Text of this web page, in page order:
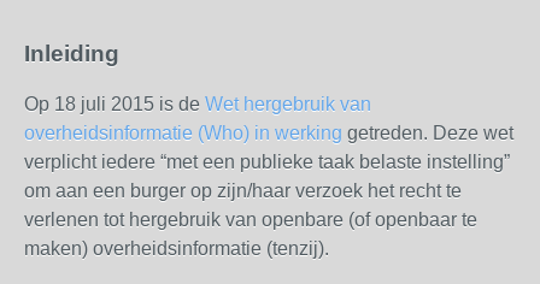
Inleiding
Op 18 juli 2015 is de Wet hergebruik van
overheidsinformatie (Who) in werking getreden. Deze wet
verplicht iedere “met een publieke taak belaste instelling”
om aan een burger op zijn/haar verzoek het recht te
verlenen tot hergebruik van openbare (of openbaar te
maken) overheidsinformatie (tenzij).